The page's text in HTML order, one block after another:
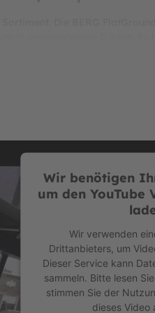
Orientierung auf dem
hoch und effektiv
und der patentierten BERG
Pro
ultimativen Sprungkomfort
Luftwiderstand beim
Sprungfläche, da das
TwinSpring
Wir benötigen
um den YouTube
Wir verwenden
Drittanbieters, um
Dieser Service kann
sammeln. Bitte lesen
stimmen Sie der
dieses Video